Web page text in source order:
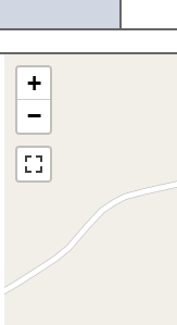
+
−